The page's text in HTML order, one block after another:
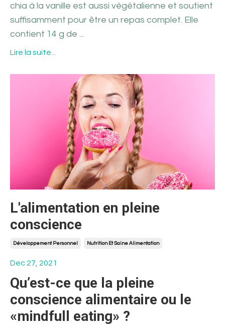
chia à la vanille est aussi végétalienne et soutient
suffisamment pour être un repas complet. Elle
contient 14 g de ...
Lire la suite...
L'alimentation en pleine
conscience
Développement Personnel Nutrition Et Saine Alimentation
Dec 27, 2021
Qu’est-ce que la pleine
conscience alimentaire ou le
«mindfull eating» ?